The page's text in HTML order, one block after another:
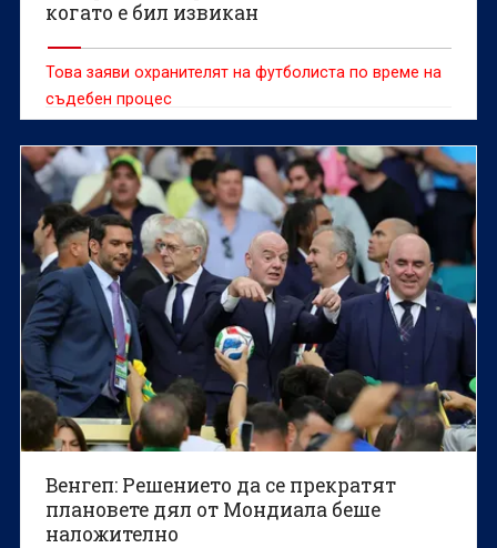
когато е бил извикан
Това заяви охранителят на футболиста по време на
съдебен процес
Венгеп: Решението да се прекратят
плановете дял от Мондиала беше
наложително